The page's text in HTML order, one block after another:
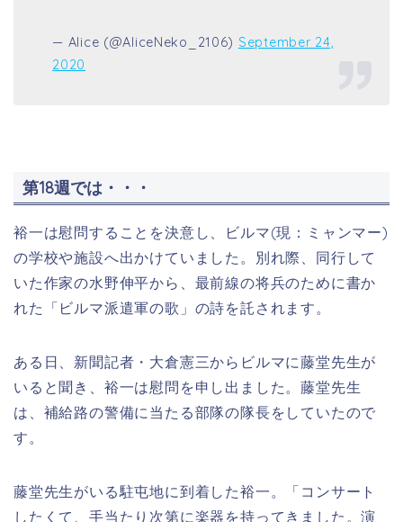
— Alice (@AliceNeko_2106) September 24,
2020
第18週では・・・
裕一は慰問することを決意し、ビルマ(現：ミャンマー)
の学校や施設へ出かけていました。別れ際、同行して
いた作家の水野伸平から、最前線の将兵のために書か
れた「ビルマ派遣軍の歌」の詩を託されます。
ある日、新聞記者・大倉憲三からビルマに藤堂先生が
いると聞き、裕一は慰問を申し出ました。藤堂先生
は、補給路の警備に当たる部隊の隊長をしていたので
す。
藤堂先生がいる駐屯地に到着した裕一。「コンサート
したくて、手当たり次第に楽器を持ってきました。演